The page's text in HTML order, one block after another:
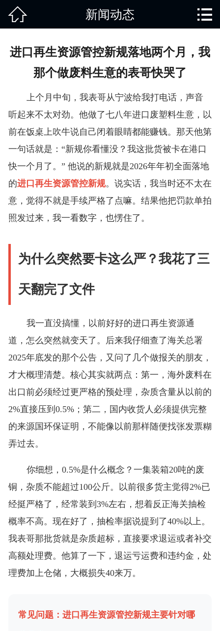
回收范围
服务项目
新闻动态
免责说明
 新闻动态 
进口再生资源管控新规落地两个月，我
那个做废料生意的表哥快哭了
上个月中旬，我表哥从宁波给我打电话，声音
听起来不太对劲。他做了七八年进口废塑料生意，以
前在饭桌上吹牛说自己闭着眼睛都能赚钱。那天他第
一句话就是：“新规你看懂没？我这批货被卡在港口
快一个月了。” 他说的新规就是2026年年初全面落地
的进口再生资源管控新规。说实话，我当时还不太在
意，觉得不就是手续严格了点嘛。结果他把罚款单拍
照发过来，我一看数字，也愣住了。
为什么突然要卡这么严？我花了三
天翻完了文件
我一直没搞懂，以前好好的进口再生资源通
道，怎么突然就变天了。后来我仔细查了海关总署
2025年底发的那个公告，又问了几个做报关的朋友，
才大概理清楚。核心其实就两点：第一，海外废料在
出口前必须经过更严格的预处理，杂质含量从以前的
2%直接压到0.5%；第二，国内收货人必须提供完整
的来源国环保证明，不能像以前那样随便找张发票糊
弄过去。
你细想，0.5%是什么概念？一集装箱20吨的废
铜，杂质不能超过100公斤。以前很多货主觉得2%已
经挺严格了，经常装到3%左右，想着反正海关抽检
概率不高。现在好了，抽检率据说提到了40%以上。
我表哥那批货就是杂质超标，直接要求退运或者补交
高额处理费。他算了一下，退运亏运费和违约金，处
理费加上仓储，大概损失40来万。
常见问题：进口再生资源管控新规主要针对哪